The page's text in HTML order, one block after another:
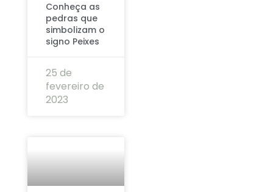
Conheça as
pedras que
simbolizam o
signo Peixes
25 de
fevereiro de
2023